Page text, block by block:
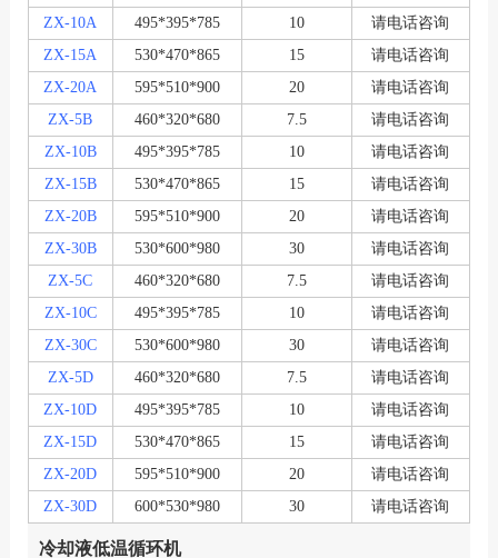
ZX-10A
495*395*785 10
请电话咨询
ZX-15A
530*470*865 15
请电话咨询
ZX-20A
595*510*900 20
请电话咨询
ZX-5B
460*320*680 7.5
请电话咨询
ZX-10B
495*395*785 10
请电话咨询
ZX-15B
530*470*865 15
请电话咨询
ZX-20B
595*510*900 20
请电话咨询
ZX-30B
530*600*980 30
请电话咨询
ZX-5C
460*320*680 7.5
请电话咨询
ZX-10C
495*395*785 10
请电话咨询
ZX-30C
530*600*980 30
请电话咨询
ZX-5D
460*320*680 7.5
请电话咨询
ZX-10D
495*395*785 10
请电话咨询
ZX-15D
530*470*865 15
请电话咨询
ZX-20D
595*510*900 20
请电话咨询
ZX-30D
600*530*980 30 请电话咨询
冷却液低温循环机